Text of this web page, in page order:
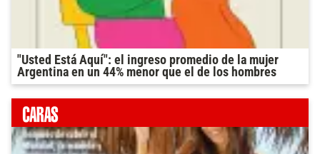
"Usted Está Aquí": el ingreso promedio de la mujer
Argentina en un 44% menor que el de los hombres